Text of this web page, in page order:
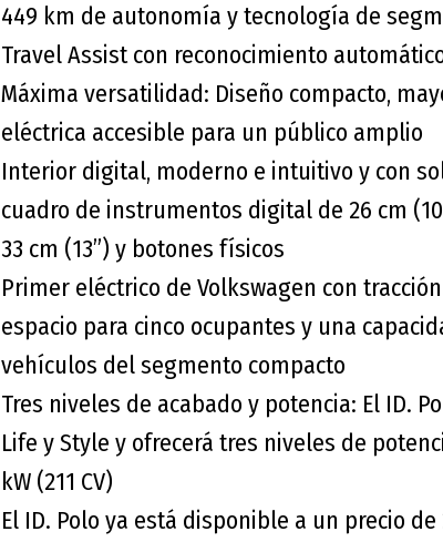
449 km de autonomía y tecnología de
Travel Assist con reconocimiento
Máxima versatilidad: Diseño compacto,
eléctrica accesible para un público amplio
Interior digital, moderno e intuitivo y con
cuadro de instrumentos digital de 26 cm
33 cm (13”) y botones físicos
Primer eléctrico de Volkswagen con
espacio para cinco ocupantes y una
vehículos del segmento compacto
Tres niveles de acabado y potencia: El ID.
Life y Style y ofrecerá tres niveles de
kW (211 CV)
El ID. Polo ya está disponible a un precio